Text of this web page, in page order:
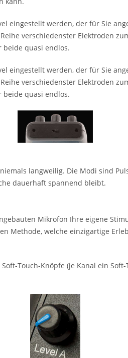
eingestellt werden, der für Sie
verschiedenster Elektroden
beide quasi endlos.
eingestellt werden, der für Sie
verschiedenster Elektroden
beide quasi endlos.
langweilig. Die Modi sind
dauerhaft spannend bleibt.
Mikrofon Ihre eigene
Methode, welche einzigartige
Touch-Knöpfe (je Kanal ein